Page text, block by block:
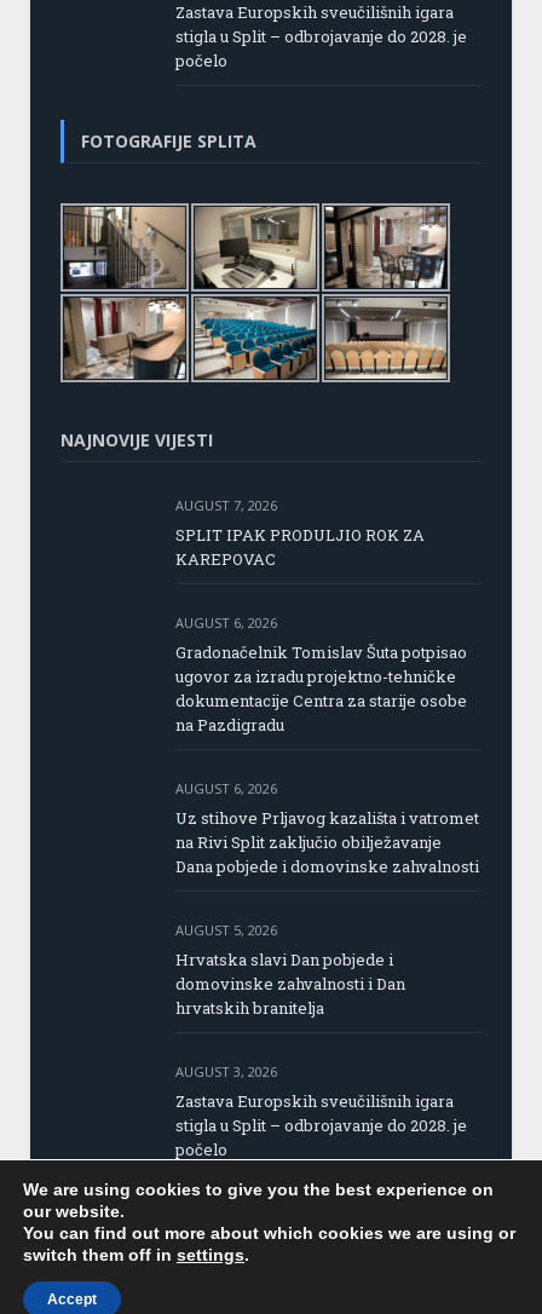
Zastava Europskih sveučilišnih igara
stigla u Split – odbrojavanje do 2028. je
počelo
FOTOGRAFIJE SPLITA
NAJNOVIJE VIJESTI
AUGUST 7, 2026
SPLIT IPAK PRODULJIO ROK ZA
KAREPOVAC
AUGUST 6, 2026
Gradonačelnik Tomislav Šuta potpisao
ugovor za izradu projektno-tehničke
dokumentacije Centra za starije osobe
na Pazdigradu
AUGUST 6, 2026
Uz stihove Prljavog kazališta i vatromet
na Rivi Split zaključio obilježavanje
Dana pobjede i domovinske zahvalnosti
AUGUST 5, 2026
Hrvatska slavi Dan pobjede i
domovinske zahvalnosti i Dan
hrvatskih branitelja
AUGUST 3, 2026
Zastava Europskih sveučilišnih igara
stigla u Split – odbrojavanje do 2028. je
počelo
Copyright © 2015 Portal Splita | Design by:
We are using cookies to give you the best experience on
our website.
You can find out more about which cookies we are using or
switch them off in settings.
Accept